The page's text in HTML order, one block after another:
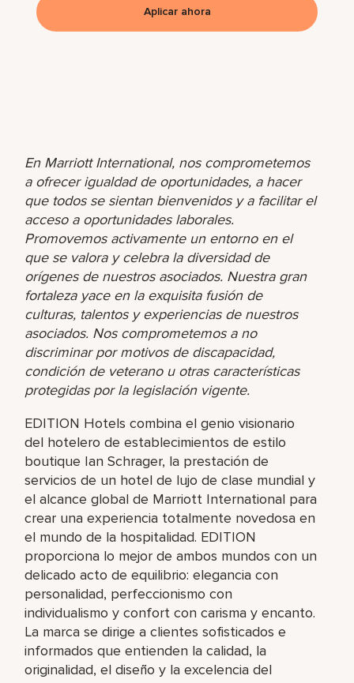
En Marriott International, nos comprometemos
a ofrecer igualdad de oportunidades, a hacer
que todos se sientan bienvenidos y a facilitar el
acceso a oportunidades laborales.
Promovemos activamente un entorno en el
que se valora y celebra la diversidad de
orígenes de nuestros asociados. Nuestra gran
fortaleza yace en la exquisita fusión de
culturas, talentos y experiencias de nuestros
asociados. Nos comprometemos a no
discriminar por motivos de discapacidad,
condición de veterano u otras características
protegidas por la legislación vigente.
EDITION Hotels combina el genio visionario
del hotelero de establecimientos de estilo
boutique Ian Schrager, la prestación de
servicios de un hotel de lujo de clase mundial y
el alcance global de Marriott International para
crear una experiencia totalmente novedosa en
el mundo de la hospitalidad. EDITION
proporciona lo mejor de ambos mundos con un
delicado acto de equilibrio: elegancia con
personalidad, perfeccionismo con
individualismo y confort con carisma y encanto.
La marca se dirige a clientes sofisticados e
informados que entienden la calidad, la
originalidad, el diseño y la excelencia del
Aplicar ahora